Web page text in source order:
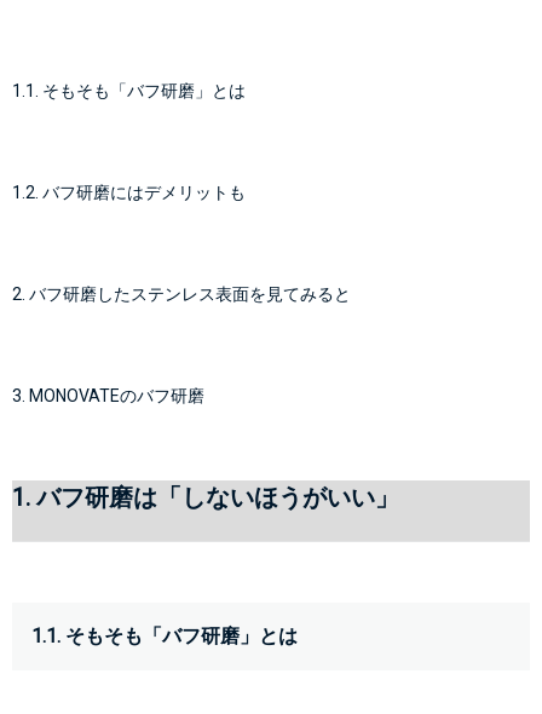
1.1. そもそも「バフ研磨」とは
1.2. バフ研磨にはデメリットも
2. バフ研磨したステンレス表面を見てみると
3. MONOVATEのバフ研磨
1. バフ研磨は「しないほうがいい」
1.1. そもそも「バフ研磨」とは